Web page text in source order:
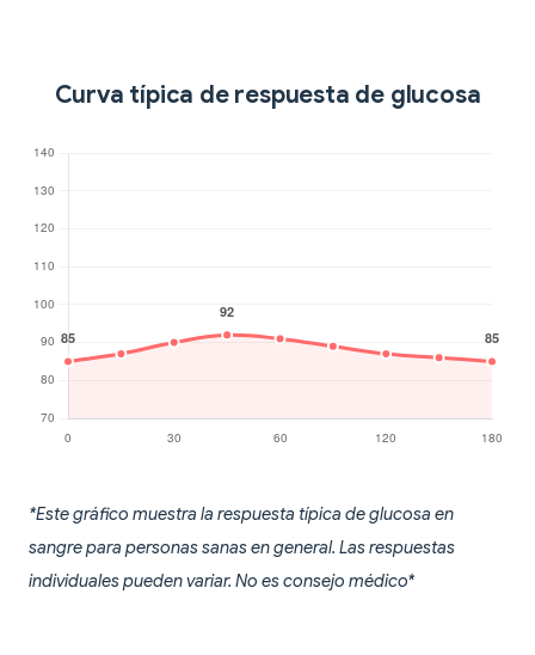
Curva típica de respuesta de glucosa
*Este gráfico muestra la respuesta típica de glucosa en
sangre para personas sanas en general. Las respuestas
individuales pueden variar. No es consejo médico*